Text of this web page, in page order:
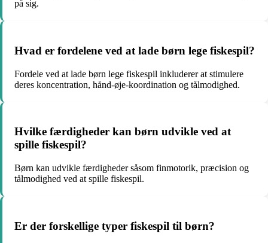
på sig.
Hvad er fordelene ved at lade børn lege fiskespil?
Fordele ved at lade børn lege fiskespil inkluderer at stimulere
deres koncentration, hånd-øje-koordination og tålmodighed.
Hvilke færdigheder kan børn udvikle ved at
spille fiskespil?
Børn kan udvikle færdigheder såsom finmotorik, præcision og
tålmodighed ved at spille fiskespil.
Er der forskellige typer fiskespil til børn?